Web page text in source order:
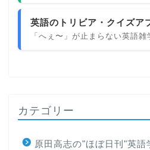
英語のトリビア・クイズア
「へぇ〜」が止まらない英語
カテゴリー
原田高志の"ほぼ日刊"英語